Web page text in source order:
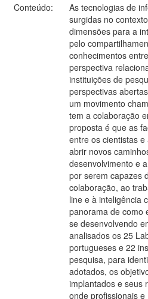
Conteúdo:
As tecnologias de
surgidas no
dimensões para a
pelo
conhecimentos
perspectiva
instituições de
perspectivas
um movimento
tem a colaboração
proposta é que as
entre os cientistas
abrir novos
desenvolvimento e
por serem capazes
colaboração, ao
line e à inteligência
panorama de como
se desenvolvendo
analisados os 25
portugueses e 22
pesquisa, para
adotados, os
implantados e seus
onde profissionais